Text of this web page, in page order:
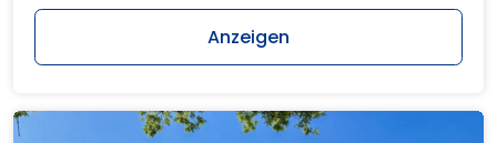
Anzeigen